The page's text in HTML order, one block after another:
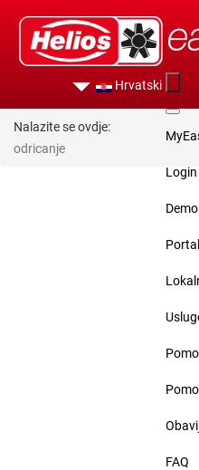
Login
Demo
FAQ
Hrvatski
Nalazite se ovdje:
odricanje